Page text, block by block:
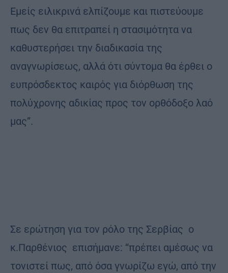
Εμείς ειλικρινά ελπίζουμε και πιστεύουμε
πως δεν θα επιτραπεί η στασιμότητα να
καθυστερήσει την διαδικασία της
αναγνωρίσεως, αλλά ότι σύντομα θα έρθει ο
ευπρόσδεκτος καιρός για διόρθωση της
πολύχρονης αδικίας προς τον ορθόδοξο λαό
μας”.
Σε ερώτηση για τον ρόλο της Σερβίας ο
κ.Παρθένιος επισήμανε: “πρέπει αμέσως να
τονιστεί πως, από όσα γνωρίζω εγώ, από την